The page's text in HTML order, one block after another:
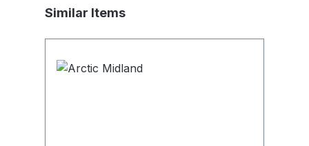
Produktgalerie überspringen
Similar Items